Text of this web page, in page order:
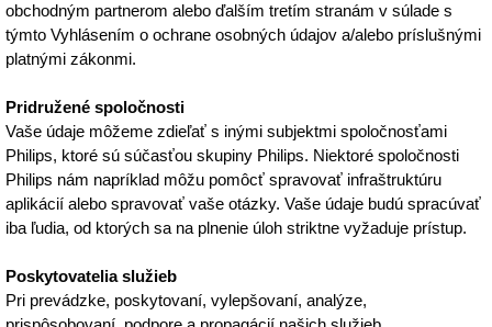
obchodným partnerom alebo ďalším tretím stranám v súlade s
týmto Vyhlásením o ochrane osobných údajov a/alebo príslušnými
platnými zákonmi.
Pridružené spoločnosti
Vaše údaje môžeme zdieľať s inými subjektmi spoločnosťami
Philips, ktoré sú súčasťou skupiny Philips. Niektoré spoločnosti
Philips nám napríklad môžu pomôcť spravovať infraštruktúru
aplikácií alebo spravovať vaše otázky. Vaše údaje budú spracúvať
iba ľudia, od ktorých sa na plnenie úloh striktne vyžaduje prístup.
Poskytovatelia služieb
Pri prevádzke, poskytovaní, vylepšovaní, analýze,